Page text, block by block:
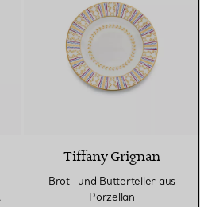
Tiffany Grignan
Brot- und Butterteller aus
Porzellan